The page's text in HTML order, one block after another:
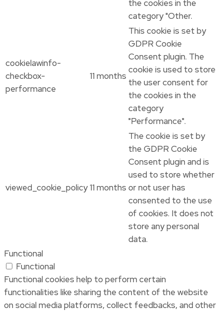
the cookies in the
category "Other.
cookielawinfo-
checkbox-
performance
11 months
This cookie is set by
GDPR Cookie
Consent plugin. The
cookie is used to store
the user consent for
the cookies in the
category
"Performance".
viewed_cookie_policy11 months
The cookie is set by
the GDPR Cookie
Consent plugin and is
used to store whether
or not user has
consented to the use
of cookies. It does not
store any personal
data.
Functional
Functional
Functional cookies help to perform certain
functionalities like sharing the content of the website
on social media platforms, collect feedbacks, and other